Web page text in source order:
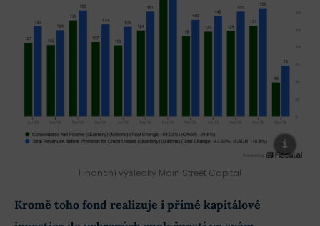
Finanční výsledky Main Street Capital
Kromě toho fond realizuje i přímé kapitálové